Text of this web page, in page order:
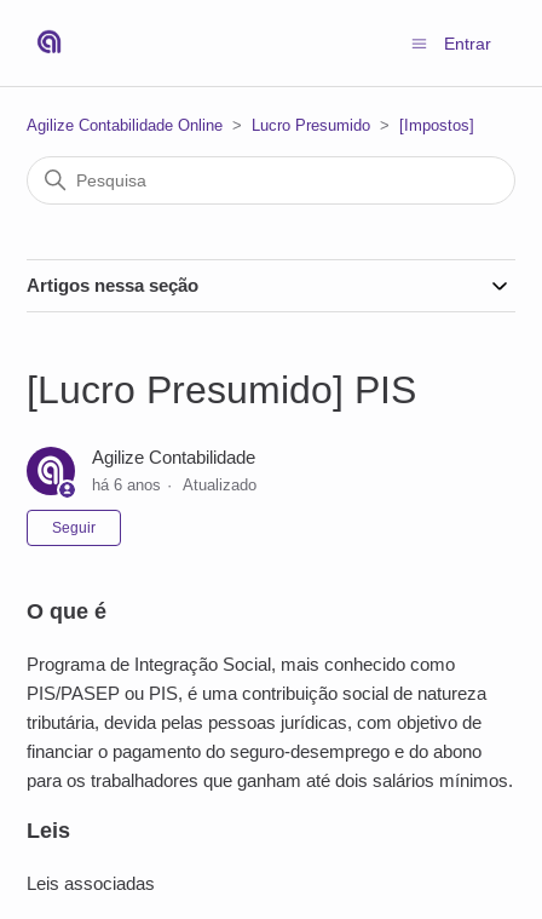
Entrar
Agilize Contabilidade Online Lucro Presumido [Impostos]
Artigos nessa seção
[Lucro Presumido] PIS
Agilize Contabilidade
há 6 anos Atualizado
Seguir
O que é
Programa de Integração Social, mais conhecido como
PIS/PASEP ou PIS, é uma contribuição social de natureza
tributária, devida pelas pessoas jurídicas, com objetivo de
financiar o pagamento do seguro-desemprego e do abono
para os trabalhadores que ganham até dois salários mínimos.
Leis
Leis associadas